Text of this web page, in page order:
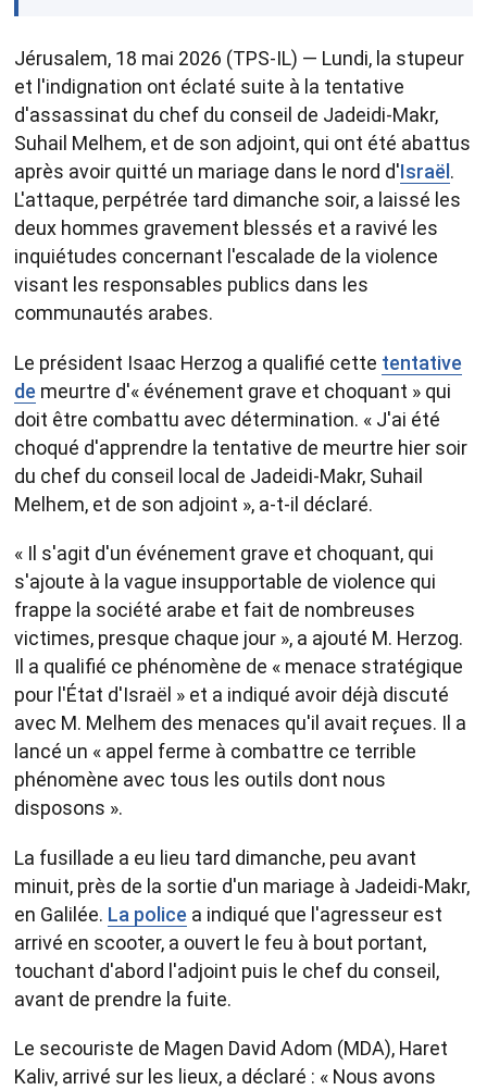
Jérusalem, 18 mai 2026 (TPS-IL) — Lundi, la stupeur
et l'indignation ont éclaté suite à la tentative
d'assassinat du chef du conseil de Jadeidi-Makr,
Suhail Melhem, et de son adjoint, qui ont été abattus
après avoir quitté un mariage dans le nord d'Israël .
L'attaque, perpétrée tard dimanche soir, a laissé les
deux hommes gravement blessés et a ravivé les
inquiétudes concernant l'escalade de la violence
visant les responsables publics dans les
communautés arabes.
Le président Isaac Herzog a qualifié cette tentative
de meurtre d'« événement grave et choquant » qui
doit être combattu avec détermination. « J'ai été
choqué d'apprendre la tentative de meurtre hier soir
du chef du conseil local de Jadeidi-Makr, Suhail
Melhem, et de son adjoint », a-t-il déclaré.
« Il s'agit d'un événement grave et choquant, qui
s'ajoute à la vague insupportable de violence qui
frappe la société arabe et fait de nombreuses
victimes, presque chaque jour », a ajouté M. Herzog.
Il a qualifié ce phénomène de « menace stratégique
pour l'État d'Israël » et a indiqué avoir déjà discuté
avec M. Melhem des menaces qu'il avait reçues. Il a
lancé un « appel ferme à combattre ce terrible
phénomène avec tous les outils dont nous
disposons ».
La fusillade a eu lieu tard dimanche, peu avant
minuit, près de la sortie d'un mariage à Jadeidi-Makr,
en Galilée. La police a indiqué que l'agresseur est
arrivé en scooter, a ouvert le feu à bout portant,
touchant d'abord l'adjoint puis le chef du conseil,
avant de prendre la fuite.
Le secouriste de Magen David Adom (MDA), Haret
Kaliv, arrivé sur les lieux, a déclaré : « Nous avons